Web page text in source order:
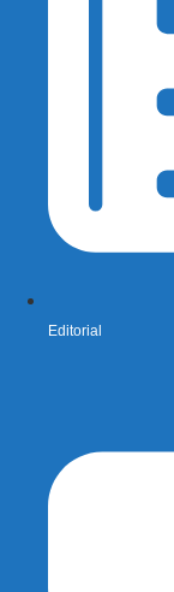
Editorial